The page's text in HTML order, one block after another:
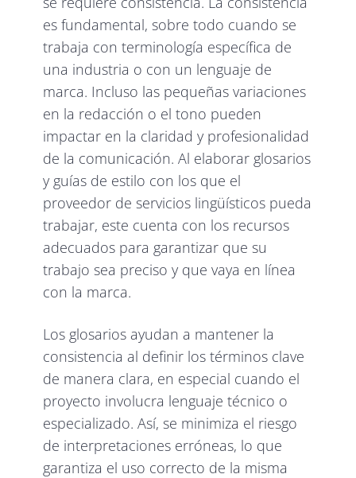
es fundamental, sobre todo cuando se
trabaja con terminología específica de
una industria o con un lenguaje de
marca. Incluso las pequeñas variaciones
en la redacción o el tono pueden
impactar en la claridad y profesionalidad
de la comunicación. Al elaborar glosarios
y guías de estilo con los que el
proveedor de servicios lingüísticos pueda
trabajar, este cuenta con los recursos
adecuados para garantizar que su
trabajo sea preciso y que vaya en línea
con la marca.
Los glosarios ayudan a mantener la
consistencia al definir los términos clave
de manera clara, en especial cuando el
proyecto involucra lenguaje técnico o
especializado. Así, se minimiza el riesgo
de interpretaciones erróneas, lo que
garantiza el uso correcto de la misma